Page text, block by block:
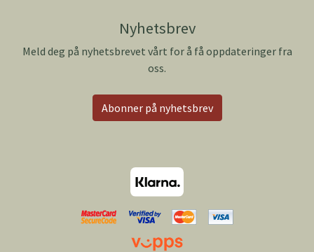
Nyhetsbrev
Meld deg på nyhetsbrevet vårt for å få oppdateringer fra
oss.
Abonner på nyhetsbrev